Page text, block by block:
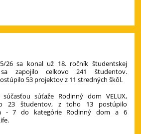
26 sa konal už 18. ročník študentskej
zapojilo celkovo 241 študentov.
53 projektov z 11 stredných škôl.
súťaže Rodinný dom VELUX,
23 študentov, z toho 13 postúpilo
- 7 do kategórie Rodinný dom a 6